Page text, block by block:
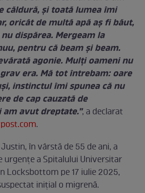
căldură, și toată lumea îmi
oricât de multă apă aș fi băut,
dispărea. Mergeam la
pentru că beam și beam.
agonie. Mulți oameni nu
era. Mă tot întrebam: oare
instinctul îmi spunea că nu
de cap cauzată de
avut dreptate.”, a declarat
.
în vârstă de 55 de ani, a
urgențe a Spitalului Universitar
Locksbottom pe 17 iulie 2025,
inițial o migrenă.